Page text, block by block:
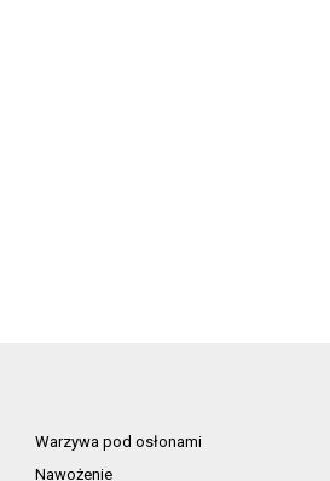
Warzywa pod osłonami
Nawożenie